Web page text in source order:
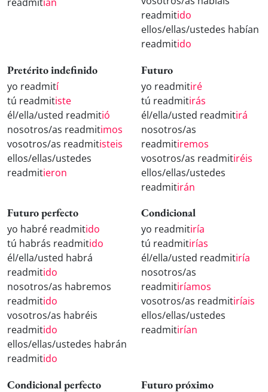
readmitido
ellos/ellas/ustedes habían
readmitido
Pretérito indefinido
yo readmití
tú readmitiste
él/ella/usted readmitió
nosotros/as readmitimos
vosotros/as readmitisteis
ellos/ellas/ustedes
readmitieron
Futuro
yo readmitiré
tú readmitirás
él/ella/usted readmitirá
nosotros/as
readmitiremos
vosotros/as readmitiréis
ellos/ellas/ustedes
readmitirán
Futuro perfecto
yo habré readmitido
tú habrás readmitido
él/ella/usted habrá
readmitido
nosotros/as habremos
readmitido
vosotros/as habréis
readmitido
ellos/ellas/ustedes habrán
readmitido
Condicional
yo readmitiría
tú readmitirías
él/ella/usted readmitiría
nosotros/as
readmitiríamos
vosotros/as readmitiríais
ellos/ellas/ustedes
readmitirían
Condicional perfecto Futuro próximo